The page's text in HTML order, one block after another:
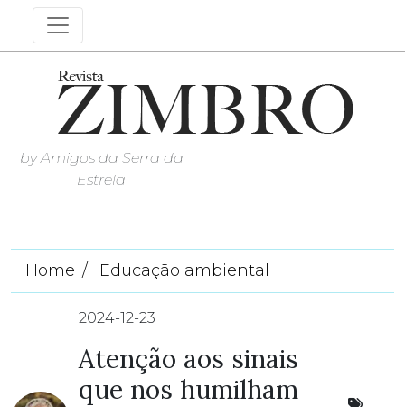
by Amigos da Serra da
Estrela
Home Educação ambiental
2024-12-23
Atenção aos sinais
que nos humilham